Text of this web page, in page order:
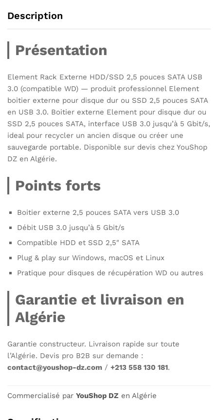
Description
Présentation
Element Rack Externe HDD/SSD 2,5 pouces SATA USB
3.0 (compatible WD) — produit professionnel Element
boitier externe pour disque dur ou SSD 2,5 pouces SATA
en USB 3.0. Boitier externe Element pour disque dur ou
SSD 2,5 pouces SATA, interface USB 3.0 jusqu’à 5 Gbit/s,
ideal pour recycler un ancien disque ou créer une
sauvegarde portable. Disponible sur devis chez YouShop
DZ en Algérie.
Points forts
Boitier externe 2,5 pouces SATA vers USB 3.0
Débit USB 3.0 jusqu’à 5 Gbit/s
Compatible HDD et SSD 2,5″ SATA
Plug & play sur Windows, macOS et Linux
Pratique pour disques de récupération WD ou autres
Garantie et livraison en
Algérie
Garantie constructeur. Livraison rapide sur toute
l’Algérie. Devis pro B2B sur demande :
contact@youshop-dz.com / +213 558 130 181.
Commercialisé par YouShop DZ en Algérie